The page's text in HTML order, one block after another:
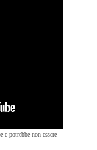
e potrebbe non essere